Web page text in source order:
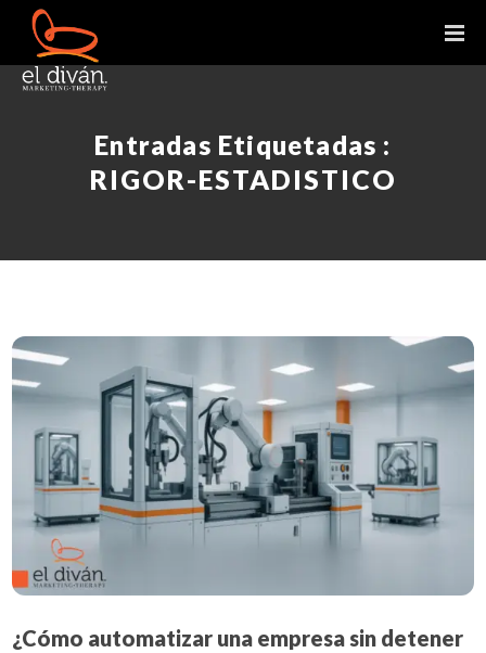
Entradas Etiquetadas :
RIGOR-ESTADISTICO
¿Cómo automatizar una empresa sin detener